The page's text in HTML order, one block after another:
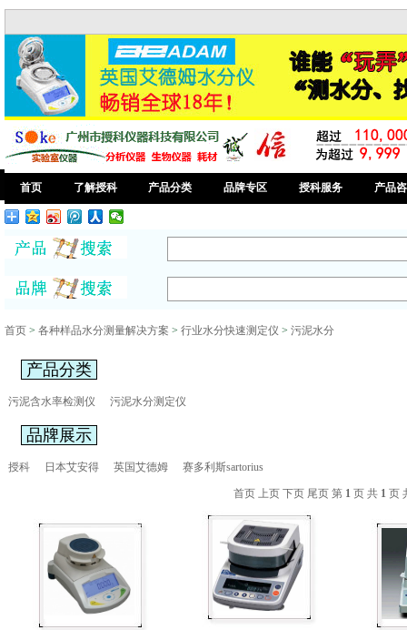
首页 了解授科 产品分类 品牌专区 授科服务 产品
首页> 各种样品水分测量解决方案 > 行业水分快速测定仪 > 污泥水分
产品分类
污泥含水率检测仪 污泥水分测定仪
品牌展示
授科 日本艾安得 英国艾德姆 赛多利斯sartorius
首页 上页 下页 尾页 第 1 页 共 1 页